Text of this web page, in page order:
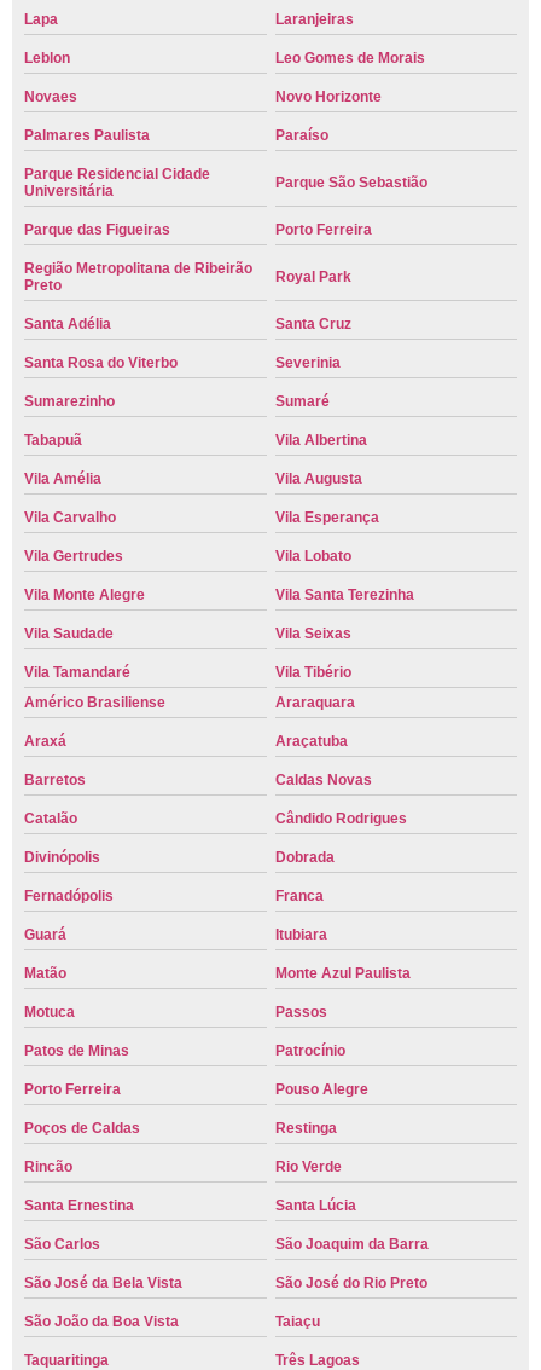
Lapa Laranjeiras
Leblon Leo Gomes de Morais
Novaes Novo Horizonte
Palmares Paulista Paraíso
Parque Residencial Cidade
Universitária
Parque São Sebastião
Parque das Figueiras Porto Ferreira
Região Metropolitana de Ribeirão
Preto
Royal Park
Santa Adélia Santa Cruz
Santa Rosa do Viterbo Severinia
Sumarezinho Sumaré
Tabapuã Vila Albertina
Vila Amélia Vila Augusta
Vila Carvalho Vila Esperança
Vila Gertrudes Vila Lobato
Vila Monte Alegre Vila Santa Terezinha
Vila Saudade Vila Seixas
Vila Tamandaré
Vila Tibério
Américo Brasiliense
Araraquara
Araxá Araçatuba
Barretos Caldas Novas
Catalão Cândido Rodrigues
Divinópolis Dobrada
Fernadópolis Franca
Guará Itubiara
Matão Monte Azul Paulista
Motuca Passos
Patos de Minas Patrocínio
Porto Ferreira Pouso Alegre
Poços de Caldas Restinga
Rincão Rio Verde
Santa Ernestina Santa Lúcia
São Carlos São Joaquim da Barra
São José da Bela Vista São José do Rio Preto
São João da Boa Vista Taiaçu
Taquaritinga Três Lagoas